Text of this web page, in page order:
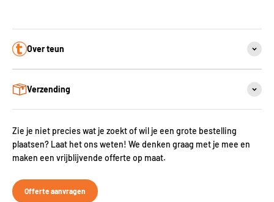
Over teun
Verzending
Zie je niet precies wat je zoekt of wil je een grote bestelling
plaatsen? Laat het ons weten! We denken graag met je mee en
maken een vrijblijvende offerte op maat.
Offerte aanvragen